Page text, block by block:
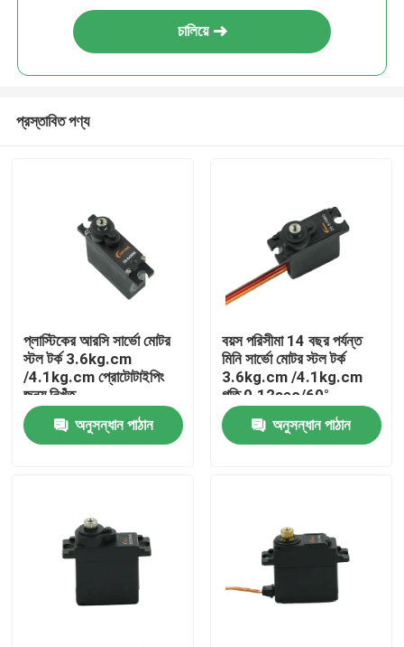
চালিয়ে
প্রস্তাবিত পণ্য
প্লাস্টিকের আরসি সার্ভো মোটর
স্টল টর্ক 3.6kg.cm
/4.1kg.cm প্রোটোটাইপিং
জন্য নিখুঁত
অনুসন্ধান পাঠান
বয়স পরিসীমা 14 বছর পর্যন্ত
মিনি সার্ভো মোটর স্টল টর্ক
3.6kg.cm /4.1kg.cm
গতি 0.12sec/60°
অনুসন্ধান পাঠান